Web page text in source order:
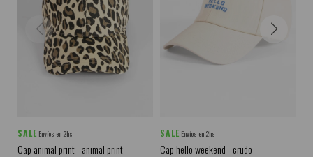
SALE Envíos en 2hs
Cap animal print - animal print
SALE Envíos en 2hs
Cap hello weekend - crudo